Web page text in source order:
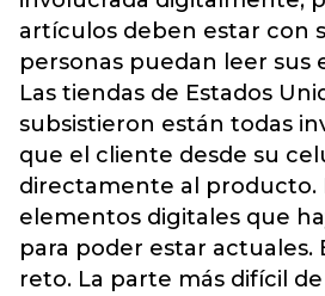
artículos deben estar con
personas puedan leer sus
Las tiendas de Estados
subsistieron están todas
que el cliente desde su
directamente al producto.
elementos digitales que
para poder estar actuales.
reto. La parte más difícil